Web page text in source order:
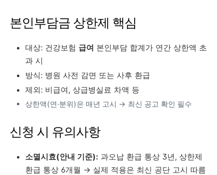
본인부담금 상한제 핵심
대상: 건강보험 급여 본인부담 합계가 연간 상한액 초
과 시
방식: 병원 사전 감면 또는 사후 환급
제외: 비급여, 상급병실료 차액 등
상한액(연·분위)은 매년 고시 → 최신 공고 확인 필수
신청 시 유의사항
소멸시효(안내 기준): 과오납 환급 통상 3년, 상한제
환급 통상 6개월 → 실제 적용은 최신 공단 고시 따름